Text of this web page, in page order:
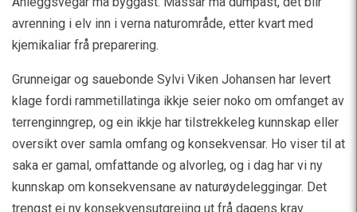
avrenning i elv inn i verna naturområde, etter kvart med
kjemikaliar frå preparering.
Grunneigar og sauebonde Sylvi Viken Johansen har levert
klage fordi rammetillatinga ikkje seier noko om omfanget av
terrenginngrep, og ein ikkje har tilstrekkeleg kunnskap eller
oversikt over samla omfang og konsekvensar. Ho viser til at
saka er gamal, omfattande og alvorleg, og i dag har vi ny
kunnskap om konsekvensane av naturøydeleggingar. Det
trengst ei ny konsekvensutgreiing ut frå dagens krav.